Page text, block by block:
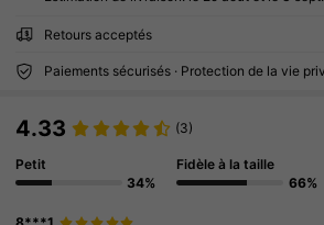
Retours acceptés
Paiements sécurisés · Protection de la vie
4.33 (3)
Petit
34%
Fidèle à la taille
66%